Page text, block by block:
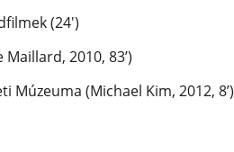
(24′)
2010, 83’)
Múzeuma (Michael Kim, 2012, 8’)